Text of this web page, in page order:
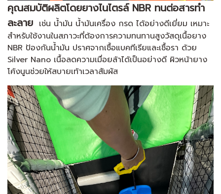
คุณสมบัติผลิตโดยยางไนไตรล์ NBR ทนต่อสารทำ
ละลาย เช่น น้ำมัน น้ำมันเครื่อง กรด ได้อย่างดีเยี่ยม เหมาะ
สำหรับใช้งานในสภาวะที่ต้องการความทนทานสูงวัสดุเนื้อยาง
NBR ป้องกันน้ำมัน ปราศจากเชื้อแบคทีเรียและเชื้อรา ด้วย
Silver Nano เนื้อลดความเมื่อยล้าได้เป็นอย่างดี ผิวหน้ายาง
โค้งนูนช่วยให้สบายเท้าเวลาสัมผัส